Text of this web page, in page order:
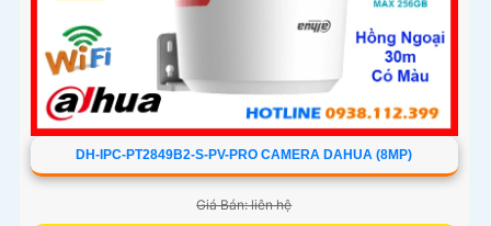
DH-IPC-PT2849B2-S-PV-PRO CAMERA DAHUA (8MP)
Giá Bán: liên hệ